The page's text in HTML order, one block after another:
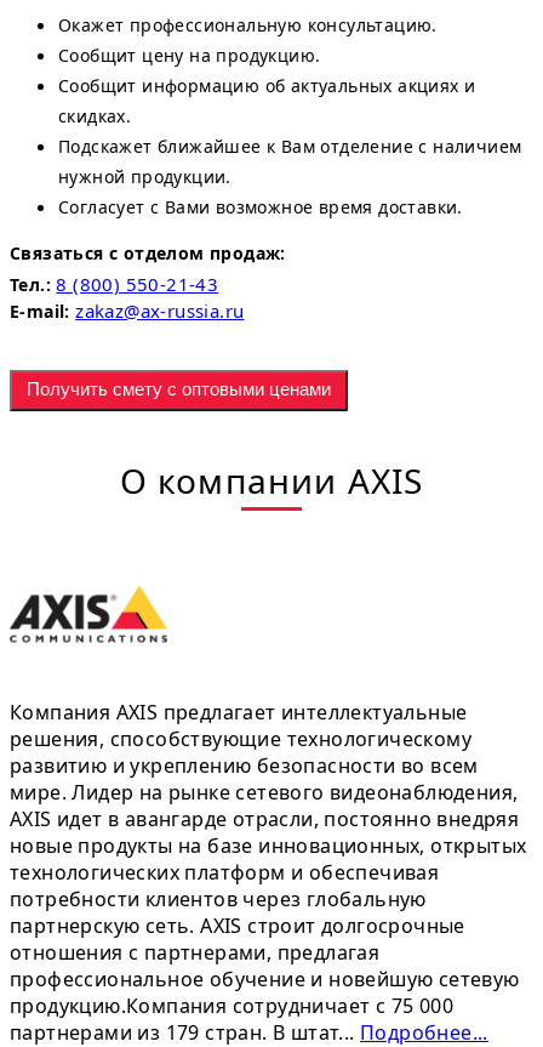
Окажет профессиональную консультацию.
Сообщит цену на продукцию.
Сообщит информацию об актуальных акциях и
скидках.
Подскажет ближайшее к Вам отделение с наличием
нужной продукции.
Согласует с Вами возможное время доставки.
Связаться с отделом продаж:
Тел.: 8 (800) 550-21-43
E-mail: zakaz@ax-russia.ru
Получить смету с оптовыми ценами
О компании AXIS
Компания AXIS предлагает интеллектуальные
решения, способствующие технологическому
развитию и укреплению безопасности во всем
мире. Лидер на рынке сетевого видеонаблюдения,
AXIS идет в авангарде отрасли, постоянно внедряя
новые продукты на базе инновационных, открытых
технологических платформ и обеспечивая
потребности клиентов через глобальную
партнерскую сеть. AXIS строит долгосрочные
отношения с партнерами, предлагая
профессиональное обучение и новейшую сетевую
продукцию.Компания сотрудничает с 75 000
партнерами из 179 стран. В штат... Подробнее...